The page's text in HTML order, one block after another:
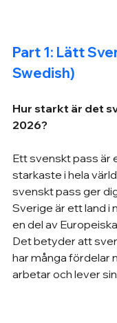
Part 1: Lätt
Swedish)
Hur starkt är det
2026?
Ett svenskt pass är
starkaste i hela
svenskt pass ger
Sverige är ett land i
en del av
Det betyder att
har många fördelar
arbetar och lever